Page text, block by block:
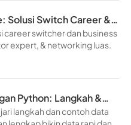
Solusi Switch Career &
career switcher dan business
expert, & networking luas.
Python: Langkah &
langkah dan contoh data